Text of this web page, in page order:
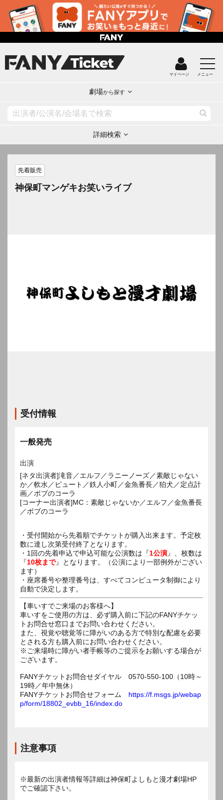
マイページ メニュー
劇場から探す
詳細検索
先着販売
神保町マンゲキお笑いライブ
受付情報
一般発売
出演
[ネタ出演者]滝音／エルフ／ラニーノーズ／素敵じゃない
か／軟水／ピュート／鉄人小町／金魚番長／狛犬／定点計
画／ボブのコーラ
[コーナー出演者]MC：素敵じゃないか／エルフ／金魚番長
／ボブのコーラ
・受付開始から先着順でチケットが購入出来ます。予定枚
数に達し次第受付終了となります。
・1回の先着申込で申込可能な公演数は『1公演』、枚数は
『10枚まで』となります。（公演により一部例外がござい
ます）
・座席番号や整理番号は、すべてコンピュータ制御により
自動で決定します。
【車いすでご来場のお客様へ】
車いすをご使用の方は、必ず購入前に下記のFANYチケッ
トお問合せ窓口までお問い合わせください。
また、視覚や聴覚等に障がいのある方で特別な配慮を必要
とされる方も購入前にお問い合わせください。
※ご来場時に障がい者手帳等のご提示をお願いする場合が
ございます。
FANYチケットお問合せダイヤル 0570-550-100（10時～
19時／年中無休）
FANYチケットお問合せフォーム https://f.msgs.jp/webap
p/form/18802_evbb_16/index.do
注意事項
※最新の出演者情報等詳細は神保町よしもと漫才劇場HP
でご確認下さい。